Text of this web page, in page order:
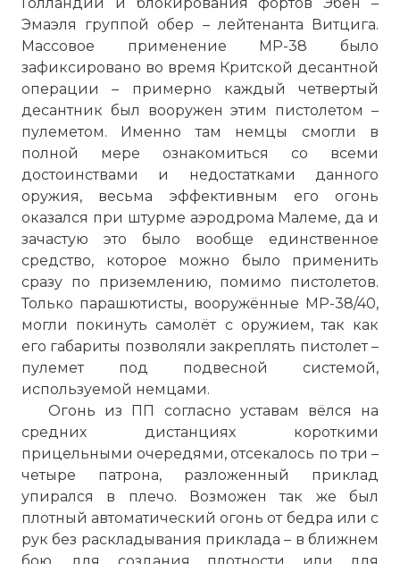
Эмаэля группой обер – лейтенанта Витцига.
Массовое применение МР-38 было
зафиксировано во время Критской десантной
операции – примерно каждый четвертый
десантник был вооружен этим пистолетом –
пулеметом. Именно там немцы смогли в
полной мере ознакомиться со всеми
достоинствами и недостатками данного
оружия, весьма эффективным его огонь
оказался при штурме аэродрома Малеме, да и
зачастую это было вообще единственное
средство, которое можно было применить
сразу по приземлению, помимо пистолетов.
Только парашютисты, вооружённые МР-38/40,
могли покинуть самолёт с оружием, так как
его габариты позволяли закреплять пистолет –
пулемет под подвесной системой,
используемой немцами.
Огонь из ПП согласно уставам вёлся на
средних дистанциях короткими
прицельными очередями, отсекалось по три –
четыре патрона, разложенный приклад
упирался в плечо. Возможен так же был
плотный автоматический огонь от бедра или с
рук без раскладывания приклада – в ближнем